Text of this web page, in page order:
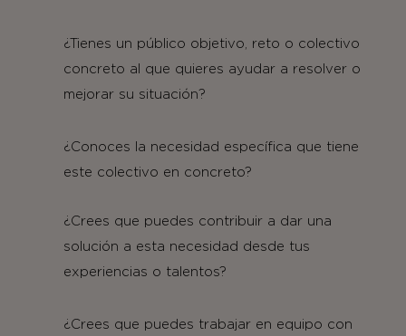
¿Tienes un público objetivo, reto o colectivo
concreto al que quieres ayudar a resolver o
mejorar su situación?
¿Conoces la necesidad específica que tiene
este colectivo en concreto?
¿Crees que puedes contribuir a dar una
solución a esta necesidad desde tus
experiencias o talentos?
¿Crees que puedes trabajar en equipo con